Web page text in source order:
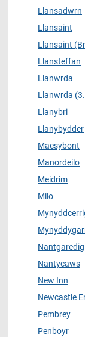
Llansadwrn
Llansaint
Llansaint
Llansteffan
Llanwrda
Llanwrda
Llanybri
Llanybydder
Maesybont
Manordeilo
Meidrim
Milo
Nantgaredig
Nantycaws
New Inn
Newcastle
Pembrey
Penboyr